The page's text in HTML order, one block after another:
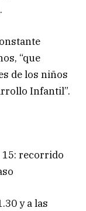
“que
de los niños
Infantil”.
15: recorrido
y a las